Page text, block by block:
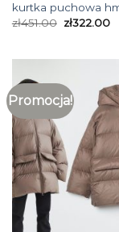
kurtka puchowa
zł451.00 zł322.00
Promocja!